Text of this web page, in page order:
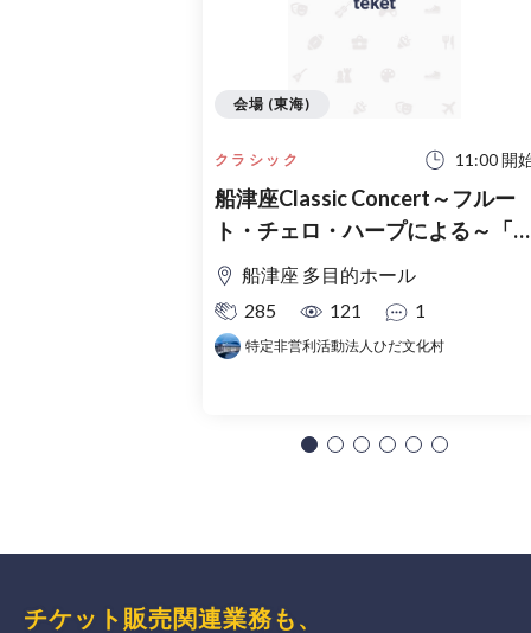
クラシック 11:00 開
船津座Classic Concert～フルー
ト・チェロ・ハープによる～「
夏の名曲アラカルト」
船津座 多目的ホール
285
121 1
特定非営利活動法人ひだ文化村
会場 (東海)
チケット販売関連業務も、